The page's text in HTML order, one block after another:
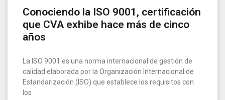
Conociendo la ISO 9001, certificación
que CVA exhibe hace más de cinco
años
La ISO 9001 es una norma internacional de gestión de
calidad elaborada por la Organización Internacional de
Estandarización (ISO) que establece los requisitos con
los